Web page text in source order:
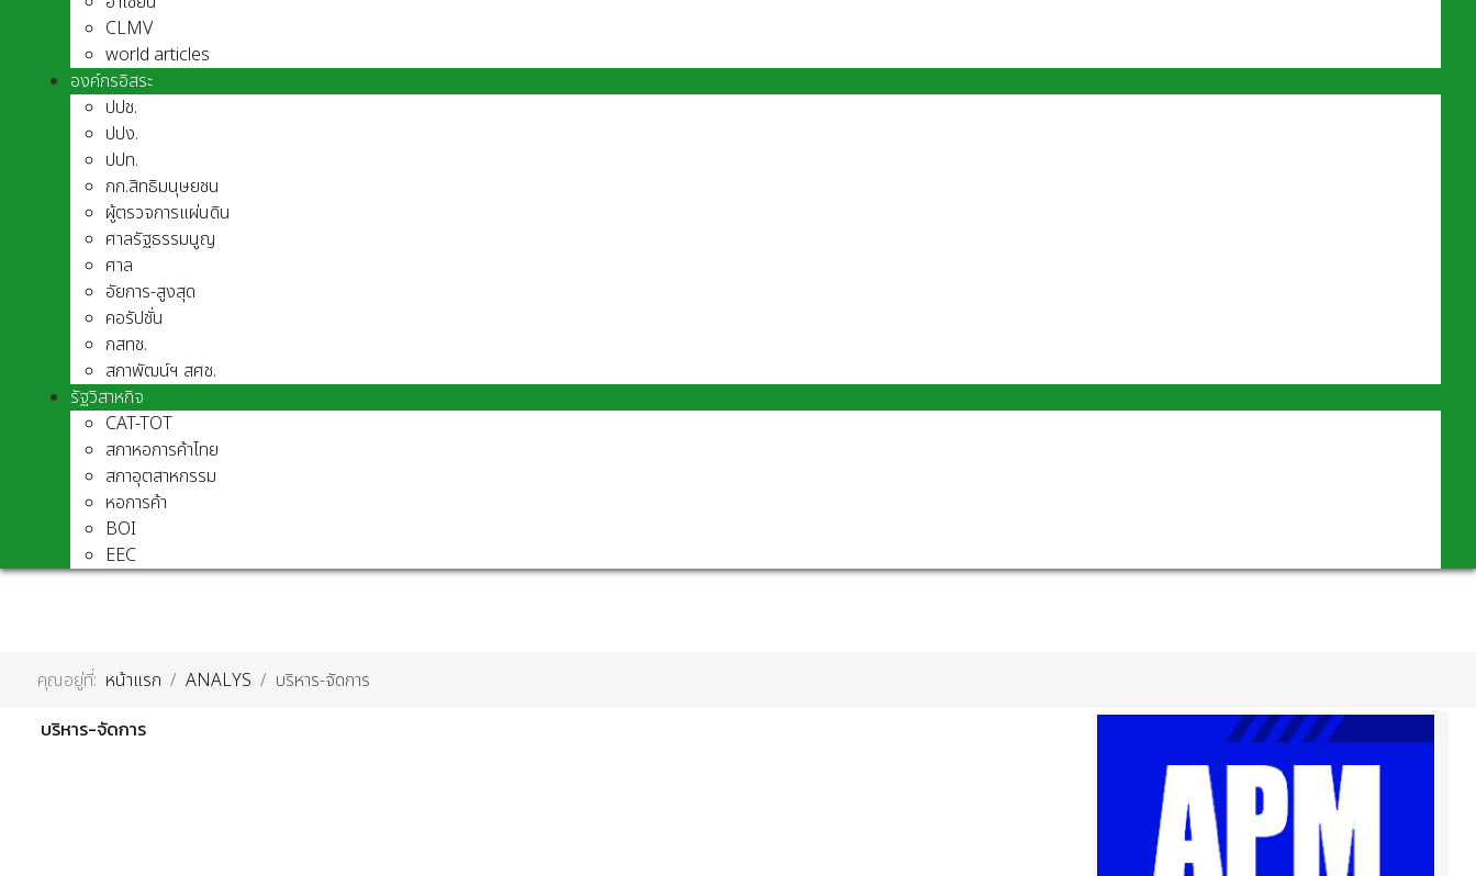
CLMV
world articles
องค์กรอิสระ
ปปช.
ปปง.
ปปท.
กก.สิทธิมนุษยชน
ผู้ตรวจการแผ่นดิน
ศาลรัฐธรรมนูญ
ศาล
อัยการ-สูงสุด
คอรัปชั่น
กสทช.
สภาพัฒน์ฯ สศช.
รัฐวิสาหกิจ
CAT-TOT
สภาหอการค้าไทย
สภาอุตสาหกรรม
หอการค้า
BOI
EEC
คุณอยู่ที่: หน้าแรก ANALYS
บริหาร-จัดการ
บริหาร-จัดการ